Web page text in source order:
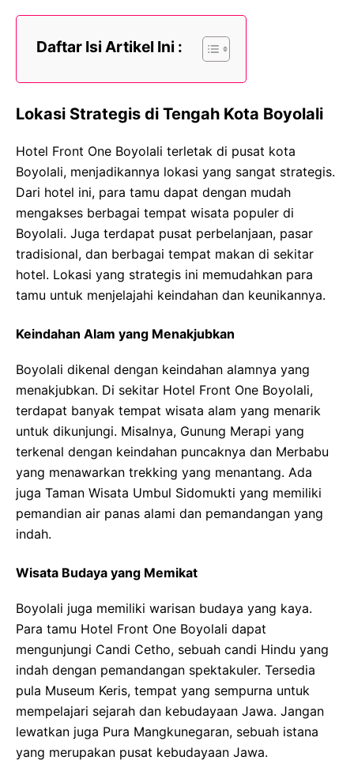
Daftar Isi Artikel Ini :
Lokasi Strategis di Tengah Kota Boyolali
Hotel Front One Boyolali terletak di pusat kota
Boyolali, menjadikannya lokasi yang sangat strategis.
Dari hotel ini, para tamu dapat dengan mudah
mengakses berbagai tempat wisata populer di
Boyolali. Juga terdapat pusat perbelanjaan, pasar
tradisional, dan berbagai tempat makan di sekitar
hotel. Lokasi yang strategis ini memudahkan para
tamu untuk menjelajahi keindahan dan keunikannya.
Keindahan Alam yang Menakjubkan
Boyolali dikenal dengan keindahan alamnya yang
menakjubkan. Di sekitar Hotel Front One Boyolali,
terdapat banyak tempat wisata alam yang menarik
untuk dikunjungi. Misalnya, Gunung Merapi yang
terkenal dengan keindahan puncaknya dan Merbabu
yang menawarkan trekking yang menantang. Ada
juga Taman Wisata Umbul Sidomukti yang memiliki
pemandian air panas alami dan pemandangan yang
indah.
Wisata Budaya yang Memikat
Boyolali juga memiliki warisan budaya yang kaya.
Para tamu Hotel Front One Boyolali dapat
mengunjungi Candi Cetho, sebuah candi Hindu yang
indah dengan pemandangan spektakuler. Tersedia
pula Museum Keris, tempat yang sempurna untuk
mempelajari sejarah dan kebudayaan Jawa. Jangan
lewatkan juga Pura Mangkunegaran, sebuah istana
yang merupakan pusat kebudayaan Jawa.